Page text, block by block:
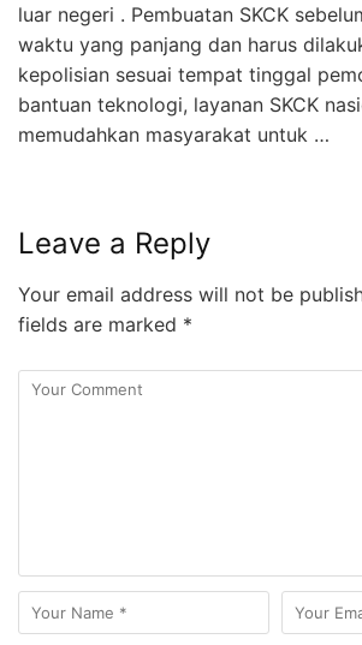
luar negeri . Pembuatan SKCK
waktu yang panjang dan harus
kepolisian sesuai tempat tinggal
bantuan teknologi, layanan SKCK
memudahkan masyarakat untuk …
Leave a Reply
Your email address will not be
fields are marked *